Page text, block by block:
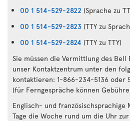
00 1 514-529-2822 (Sprache zu
00 1 514-529-2823 (TTY zu
00 1 514-529-2824 (TTY zu TTY)
Sie müssen die Vermittlung des Bell
unser Kontaktzentrum unter den
kontaktieren: 1-866-234-5136 oder
(für Ferngespräche können
Englisch- und französischsprachige
Tage die Woche rund um die Uhr